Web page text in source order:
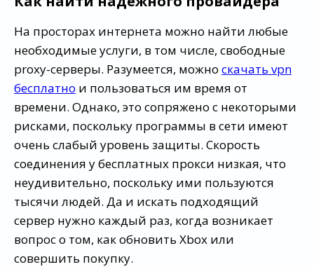
На просторах интернета можно найти любые
необходимые услуги, в том числе, свободные
proxy-серверы. Разумеется, можно скачать vpn
бесплатно и пользоваться им время от
времени. Однако, это сопряжено с некоторыми
рисками, поскольку программы в сети имеют
очень слабый уровень защиты. Скорость
соединения у бесплатных прокси низкая, что
неудивительно, поскольку ими пользуются
тысячи людей. Да и искать подходящий
сервер нужно каждый раз, когда возникает
вопрос о том, как обновить Xbox или
совершить покупку.